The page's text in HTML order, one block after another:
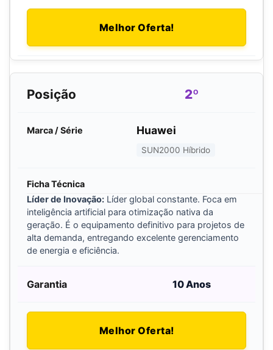
Melhor Oferta!
2º
Huawei
SUN2000 Híbrido
Líder de Inovação: Líder global constante. Foca em
inteligência artificial para otimização nativa da
geração. É o equipamento definitivo para projetos de
alta demanda, entregando excelente gerenciamento
de energia e eficiência.
10 Anos
Melhor Oferta!